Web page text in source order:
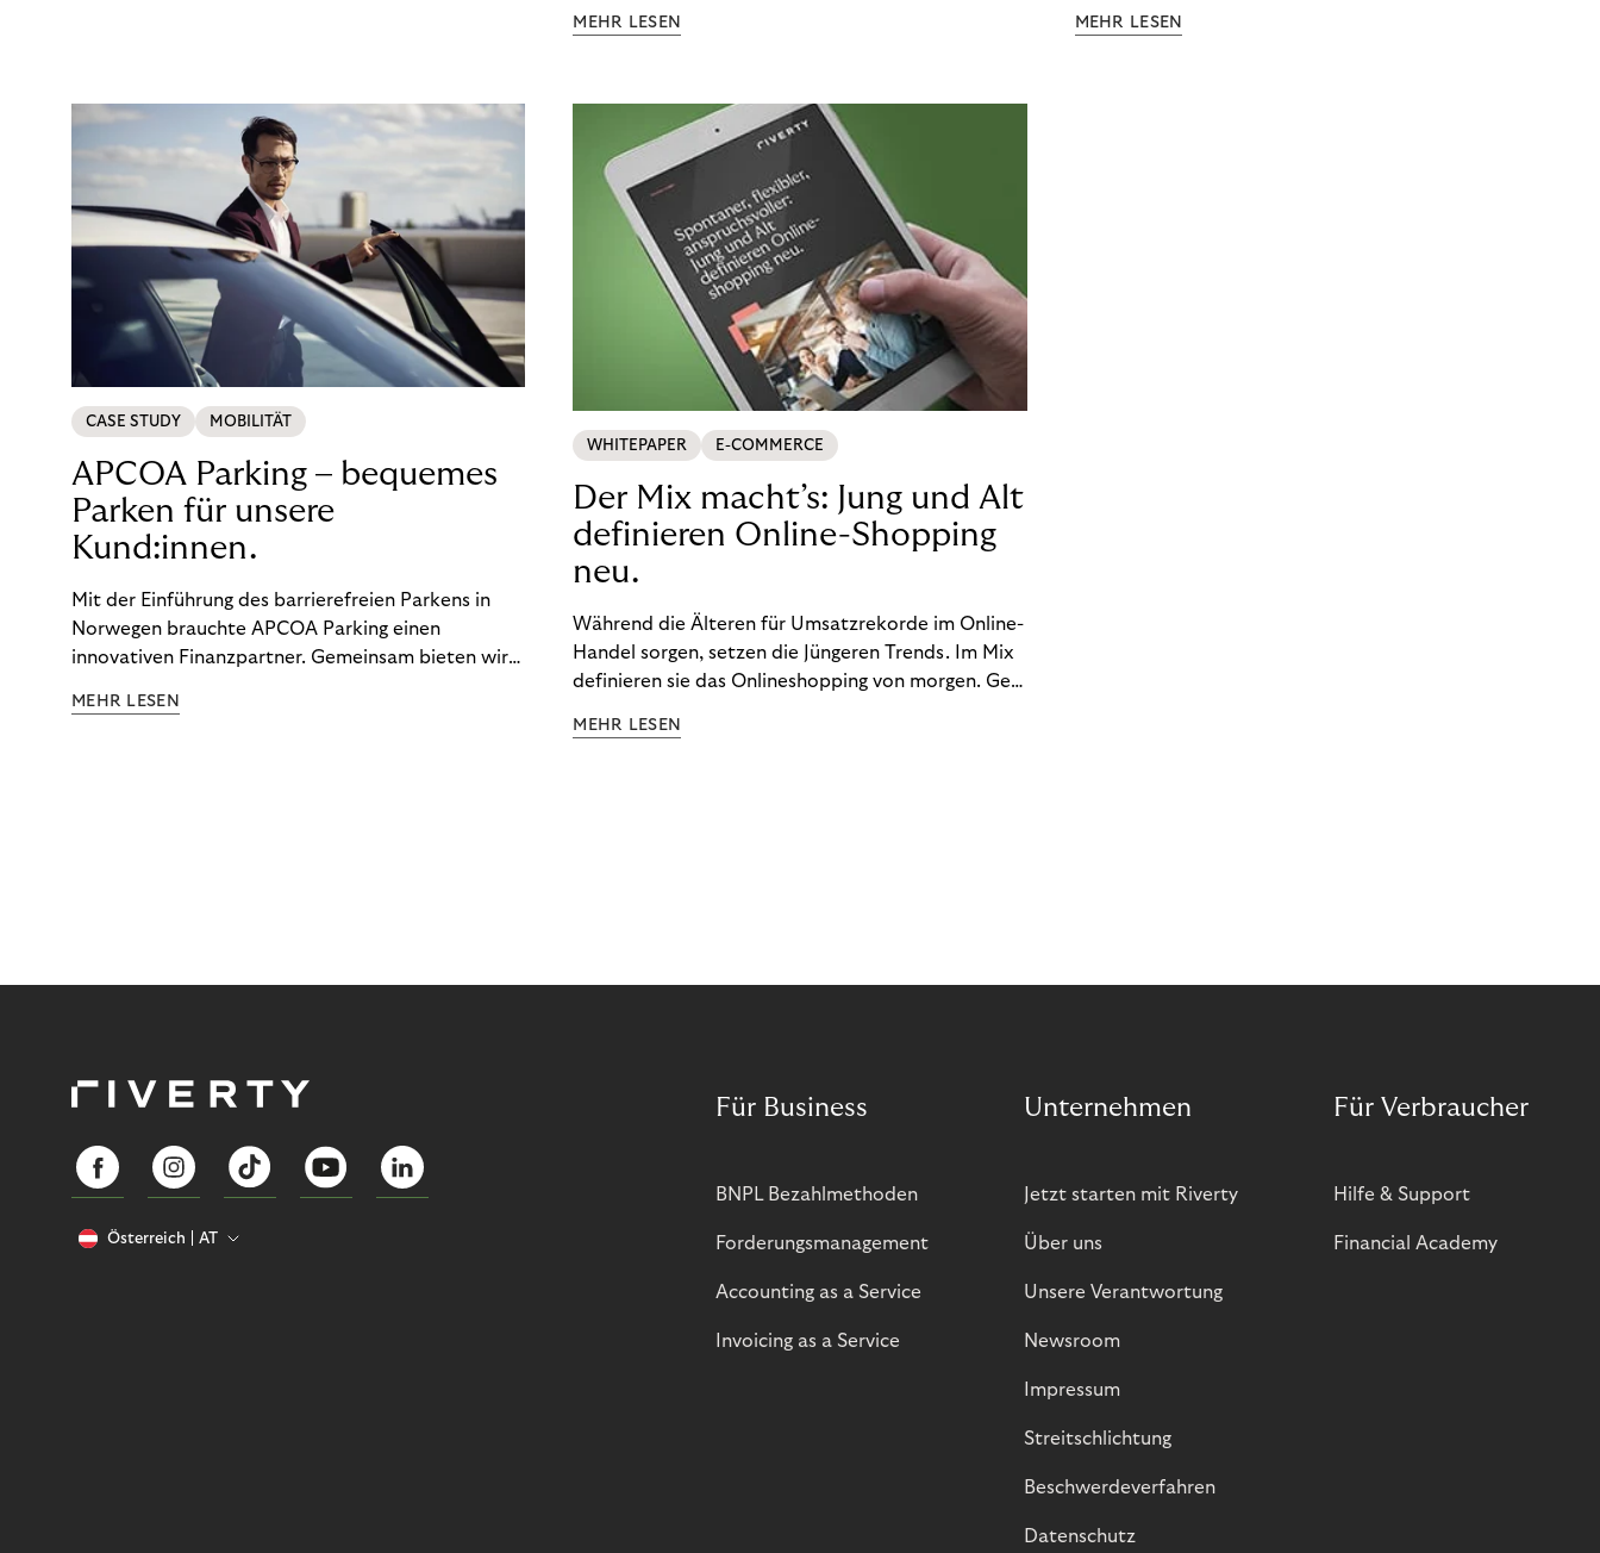
MEHR LESEN
Ergebnisse, um zu erfahren, wie Sie
MEHR LESEN
CASE STUDY MOBILITÄT
APCOA Parking – bequemes
Parken für unsere
Kund:innen.
Mit der Einführung des barrierefreien Parkens in
Norwegen brauchte APCOA Parking einen
innovativen Finanzpartner. Gemeinsam bieten wir
Erlebnis.
MEHR LESEN
WHITEPAPER E-COMMERCE
Der Mix macht’s: Jung und Alt
definieren Online-Shopping
neu.
Während die Älteren für Umsatzrekorde im Online-
Handel sorgen, setzen die Jüngeren Trends. Im Mix
definieren sie das Onlineshopping von morgen. Gen
gemeinsame Leidenschaft - allerdings
MEHR LESEN
Österreich AT
Für Business
BNPL Bezahlmethoden
Forderungsmanagement
Accounting as a Service
Invoicing as a Service
Unternehmen
Jetzt starten mit Riverty
Über uns
Unsere Verantwortung
Newsroom
Impressum
Streitschlichtung
Beschwerdeverfahren
Datenschutz
Für Verbraucher
Hilfe & Support
Financial Academy